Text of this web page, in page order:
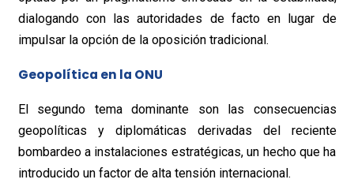
dialogando con las autoridades de facto en lugar de
impulsar la opción de la oposición tradicional.
Geopolítica en la ONU
El segundo tema dominante son las consecuencias
geopolíticas y diplomáticas derivadas del reciente
bombardeo a instalaciones estratégicas, un hecho que ha
introducido un factor de alta tensión internacional.